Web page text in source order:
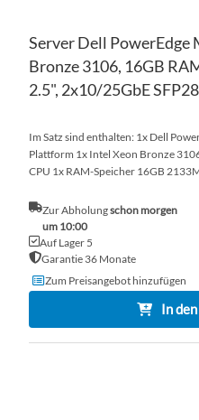
Server Dell PowerEdge
Bronze 3106, 16GB
2.5", 2x10/25GbE
Im Satz sind enthalten: 1x Dell
Plattform 1x Intel Xeon Bronze
CPU 1x RAM-Speicher 16GB
Zur Abholungschon morgen
um 10:00
Auf Lager 5
Garantie 36 Monate
Zum Preisangebot hinzufügen
In